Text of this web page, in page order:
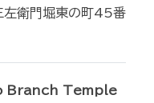
左衛門堀東の町45番
Branch Temple